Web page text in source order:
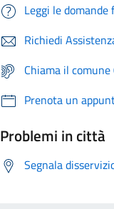
Leggi le
Richiedi
Chiama il
Prenota un
Problemi in città
Segnala